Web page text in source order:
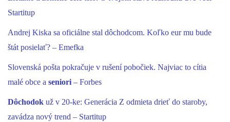
Startitup
Andrej Kiska sa oficiálne stal dôchodcom. Koľko eur mu bude
štát posielať? – Emefka
Slovenská pošta pokračuje v rušení pobočiek. Najviac to cítia
malé obce a seniori– Forbes
Dôchodok už v 20-ke: Generácia Z odmieta drieť do staroby,
zavádza nový trend – Startitup